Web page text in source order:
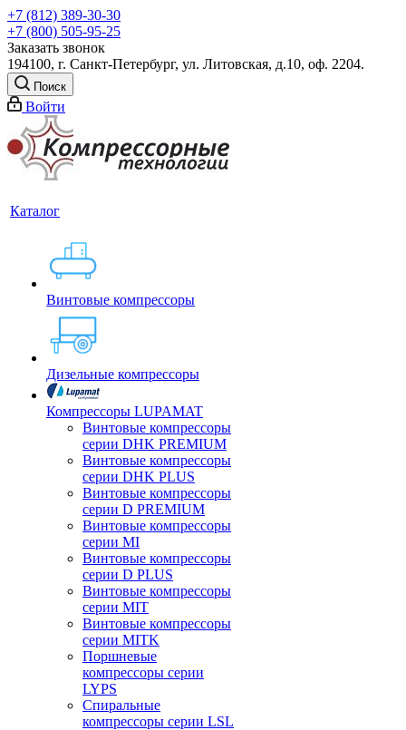
+7 (812) 389-30-30
+7 (800) 505-95-25
Заказать звонок
194100, г. Санкт-Петербург, ул. Литовская, д.10, оф. 2204.
Поиск
Войти
Каталог
Винтовые компрессоры
Дизельные компрессоры
Компрессоры LUPAMAT
Винтовые компрессоры
серии DHK PREMIUM
Винтовые компрессоры
серии DHK PLUS
Винтовые компрессоры
серии D PREMIUM
Винтовые компрессоры
серии MI
Винтовые компрессоры
серии D PLUS
Винтовые компрессоры
серии MIT
Винтовые компрессоры
серии MITK
Поршневые
компрессоры серии
LYPS
Спиральные
компрессоры серии LSL